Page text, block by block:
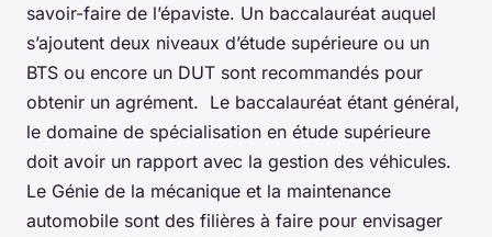
savoir-faire de l’épaviste. Un baccalauréat auquel
s’ajoutent deux niveaux d’étude supérieure ou un
BTS ou encore un DUT sont recommandés pour
obtenir un agrément. Le baccalauréat étant général,
le domaine de spécialisation en étude supérieure
doit avoir un rapport avec la gestion des véhicules.
Le Génie de la mécanique et la maintenance
automobile sont des filières à faire pour envisager